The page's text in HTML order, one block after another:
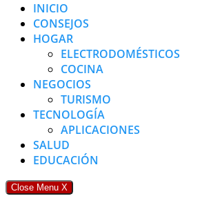
INICIO
CONSEJOS
HOGAR
ELECTRODOMÉSTICOS
COCINA
NEGOCIOS
TURISMO
TECNOLOGÍA
APLICACIONES
SALUD
EDUCACIÓN
Close Menu X